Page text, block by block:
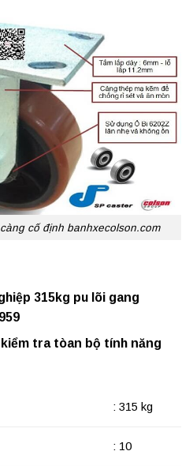
cố định banhxecolson.com
315kg pu lõi gang
tra tòan bộ tính năng
: 315 kg
: 10